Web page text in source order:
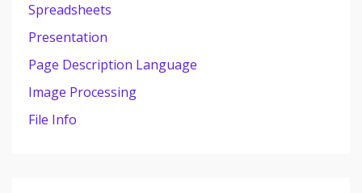
Spreadsheets
Presentation
Page Description Language
Image Processing
File Info